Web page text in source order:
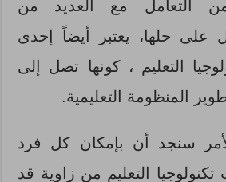
من التعامل مع العديد من
على حلها، يعتبر أيضاً إحدى
التعليم ، كونها تصل إلى
المنظومة التعليمية.
سنجد أن بإمكان كل فرد
تكنولوجيا التعليم من زاوية قد